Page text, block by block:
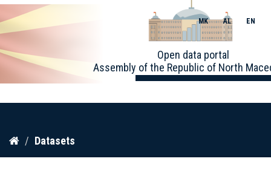
Skip
content
Open data portal
Assembly of the Republic of North
MK AL EN
Datasets